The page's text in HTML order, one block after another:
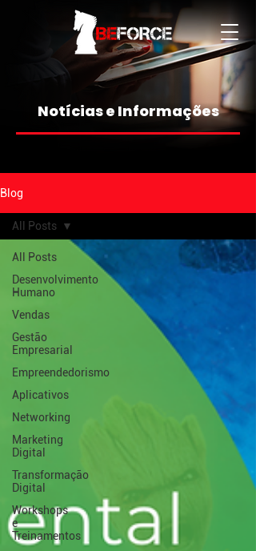
Notícias e Informações
Blog
All Posts
Desenvolvimento
Humano
Vendas
Gestão
Empresarial
Empreendedorismo
Aplicativos
Networking
Marketing
Digital
Transformação
Digital
Workshops
e
Treinamentos
All Posts